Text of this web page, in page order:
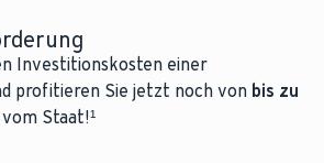
Investitionskosten einer
profitieren Sie jetzt noch von bis zu
vom Staat!¹